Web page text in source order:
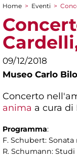
Tu sei qui
Home > Eventi >
09/12/2018
Museo Carlo
Concerto
anima a cura di
Programma:
F. Schubert:
R. Schumann: Studi